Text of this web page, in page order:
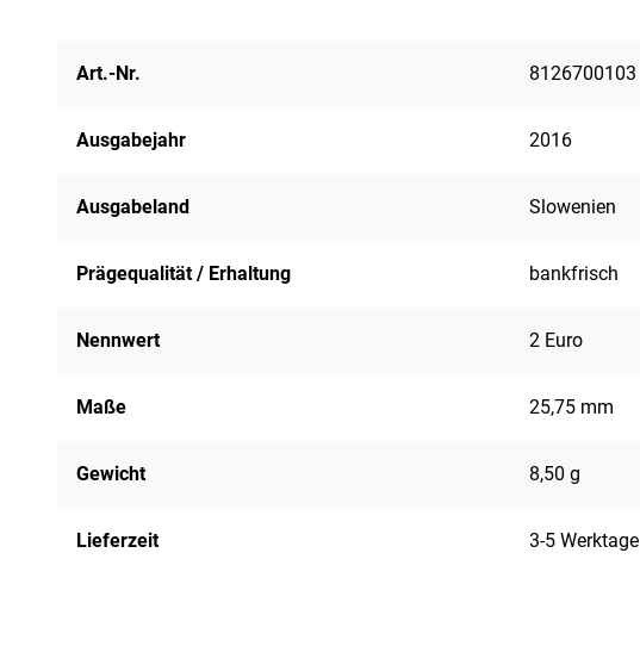
Art.-Nr. 8126700103
Ausgabejahr 2016
Ausgabeland Slowenien
Prägequalität / Erhaltung bankfrisch
Nennwert 2 Euro
Maße 25,75 mm
Gewicht 8,50 g
Lieferzeit 3-5 Werktage